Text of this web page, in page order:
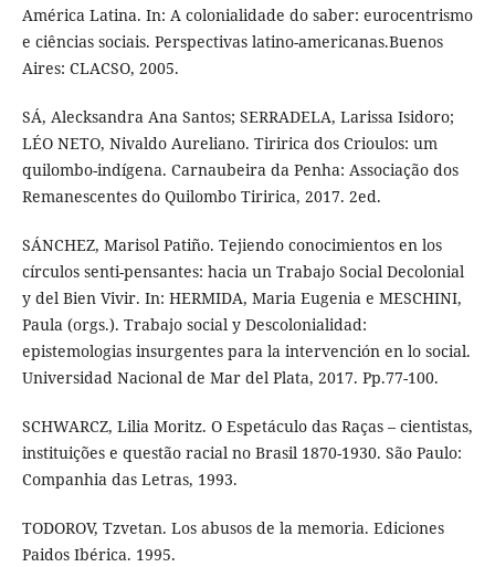
América Latina. In: A colonialidade do saber: eurocentrismo
e ciências sociais. Perspectivas latino-americanas.Buenos
Aires: CLACSO, 2005.
SÁ, Alecksandra Ana Santos; SERRADELA, Larissa Isidoro;
LÉO NETO, Nivaldo Aureliano. Tiririca dos Crioulos: um
quilombo-indígena. Carnaubeira da Penha: Associação dos
Remanescentes do Quilombo Tiririca, 2017. 2ed.
SÁNCHEZ, Marisol Patiño. Tejiendo conocimientos en los
círculos senti-pensantes: hacia un Trabajo Social Decolonial
y del Bien Vivir. In: HERMIDA, Maria Eugenia e MESCHINI,
Paula (orgs.). Trabajo social y Descolonialidad:
epistemologias insurgentes para la intervención en lo social.
Universidad Nacional de Mar del Plata, 2017. Pp.77-100.
SCHWARCZ, Lilia Moritz. O Espetáculo das Raças – cientistas,
instituições e questão racial no Brasil 1870-1930. São Paulo:
Companhia das Letras, 1993.
TODOROV, Tzvetan. Los abusos de la memoria. Ediciones
Paidos Ibérica. 1995.